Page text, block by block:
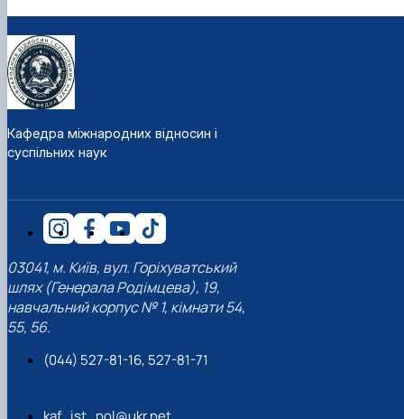
Кафедра міжнародних відносин і
суспільних наук
03041, м. Київ, вул. Горіхуватський
шлях (Генерала Родімцева), 19,
навчальний корпус № 1, кімнати 54,
55, 56.
(044) 527-81-16, 527-81-71